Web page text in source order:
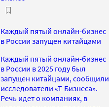
Каждый пятый онлайн-бизнес
в России запущен китайцами
Каждый пятый онлайн-бизнес
в России в 2025 году был
запущен китайцами, сообщили
исследователи «Т-Бизнеса».
Речь идет о компаниях, в